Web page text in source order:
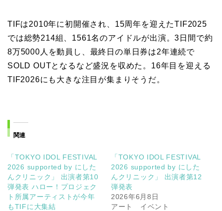
TIFは2010年に初開催され、15周年を迎えたTIF2025
では総勢214組、1561名のアイドルが出演。3日間で約
8万5000人を動員し、最終日の単日券は2年連続で
SOLD OUTとなるなど盛況を収めた。16年目を迎える
TIF2026にも大きな注目が集まりそうだ。
関連
「TOKYO IDOL FESTIVAL
2026 supported by にした
んクリニック」 出演者第10
弾発表 ハロー！プロジェク
ト所属アーティストが今年
もTIFに大集結
「TOKYO IDOL FESTIVAL
2026 supported by にした
んクリニック」 出演者第12
弾発表
2026年6月8日
アート イベント